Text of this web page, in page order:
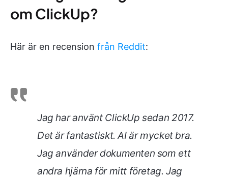
om ClickUp?
Här är en recension från Reddit:
Jag har använt ClickUp sedan 2017.
Det är fantastiskt. AI är mycket bra.
Jag använder dokumenten som ett
andra hjärna för mitt företag. Jag